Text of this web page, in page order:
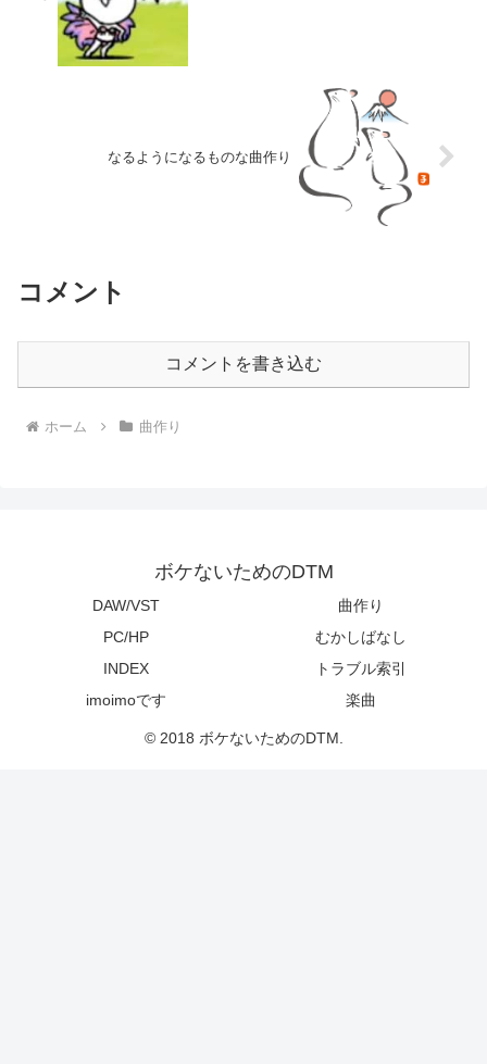
なるようになるものな曲作り
コメント
コメントを書き込む
ホーム 曲作り
ボケないためのDTM
DAW/VST
曲作り
PC/HP
むかしばなし
INDEX
トラブル索引
imoimoです
楽曲
© 2018 ボケないためのDTM.